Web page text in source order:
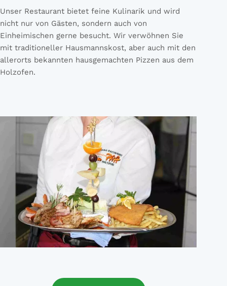
Unser Restaurant bietet feine Kulinarik und wird
nicht nur von Gästen, sondern auch von
Einheimischen gerne besucht. Wir verwöhnen Sie
mit traditioneller Hausmannskost, aber auch mit den
allerorts bekannten hausgemachten Pizzen aus dem
Holzofen.